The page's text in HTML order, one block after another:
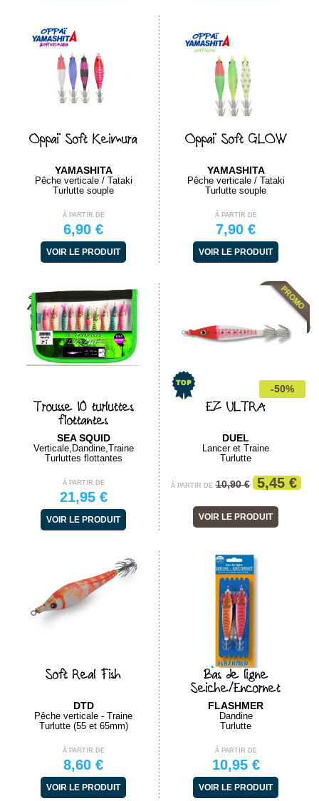
Oppaï Soft Keimura
YAMASHITA
Pêche verticale / Tataki
Turlutte souple
À PARTIR DE
6,90 €
VOIR LE PRODUIT
Oppaï Soft GLOW
YAMASHITA
Pêche verticale / Tataki
Turlutte souple
À PARTIR DE
7,90 €
VOIR LE PRODUIT
Trousse 10 turluttes
flottantes
SEA SQUID
Verticale,Dandine,Traine
Turluttes flottantes
À PARTIR DE
21,95 €
VOIR LE PRODUIT
-50%
EZ ULTRA
DUEL
Lancer et Traine
Turlutte
À PARTIR DE 10,90 € 5,45 €
VOIR LE PRODUIT
Soft Real Fish
DTD
Pêche verticale - Traine
Turlutte (55 et 65mm)
À PARTIR DE
8,60 €
VOIR LE PRODUIT
Bas de ligne
Seiche/Encornet
FLASHMER
Dandine
Turlutte
À PARTIR DE
10,95 €
VOIR LE PRODUIT